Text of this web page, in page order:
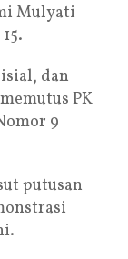
Mulyati
dan
PK
9
putusan